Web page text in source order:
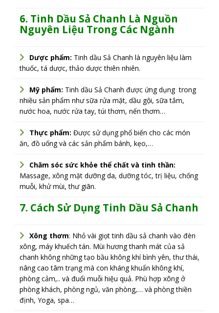
6. Tinh Dầu Sả Chanh Là Nguồn
Nguyên Liệu Trong Các Ngành
Dược phẩm: Tinh dầu Sả Chanh là nguyên liệu làm
thuốc, tá dược, thảo dược thiên nhiên.
Mỹ phẩm: Tinh dầu Sả Chanh được ứng dụng trong
nhiều sản phẩm như sữa rửa mặt, dầu gội, sữa tắm,
nước hoa, nước rửa tay, túi thơm, nến thơm…
Thực phẩm: Được sử dụng phổ biến cho các món
ăn, đồ uống và các sản phẩm bánh, kẹo,…
Chăm sóc sức khỏe thể chất và tinh thần:
Massage, xông mặt dưỡng da, dưỡng tóc, trị liệu, chống
muỗi, khử mùi, thư giãn.
7. Cách Sử Dụng Tinh Dầu Sả Chanh
Xông thơm: Nhỏ vài giọt tinh dầu sả chanh vào đèn
xông, máy khuếch tán. Mùi hương thanh mát của sả
chanh không những tạo bầu không khí bình yên, thư thái,
nâng cao tâm trạng mà con kháng khuẩn không khí,
phòng cảm,.. và đuổi muỗi hiệu quả. Phù hợp xông ở
phòng khách, phòng ngủ, văn phòng,… và phòng thiền
định, Yoga, spa…